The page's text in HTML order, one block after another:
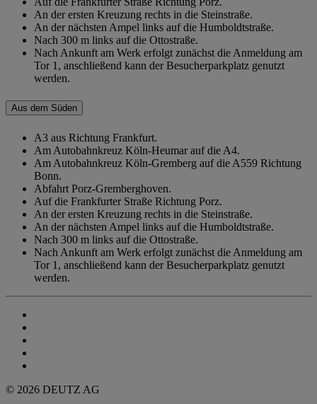
An der ersten Kreuzung rechts in die Steinstraße.
An der nächsten Ampel links auf die Humboldtstraße.
Nach 300 m links auf die Ottostraße.
Nach Ankunft am Werk erfolgt zunächst die Anmeldung am
Tor 1, anschließend kann der Besucherparkplatz genutzt
werden.
Aus dem Süden
A3 aus Richtung Frankfurt.
Am Autobahnkreuz Köln-Heumar auf die A4.
Am Autobahnkreuz Köln-Gremberg auf die A559 Richtung
Bonn.
Abfahrt Porz-Gremberghoven.
Auf die Frankfurter Straße Richtung Porz.
An der ersten Kreuzung rechts in die Steinstraße.
An der nächsten Ampel links auf die Humboldtstraße.
Nach 300 m links auf die Ottostraße.
Nach Ankunft am Werk erfolgt zunächst die Anmeldung am
Tor 1, anschließend kann der Besucherparkplatz genutzt
werden.
© 2026 DEUTZ AG